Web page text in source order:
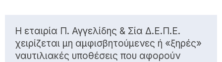
Η εταιρία Π. Αγγελίδης & Σία Δ.Ε.Π.Ε.
χειρίζεται μη αμφισβητούμενες ή «ξηρές»
ναυτιλιακές υποθέσεις που αφορούν